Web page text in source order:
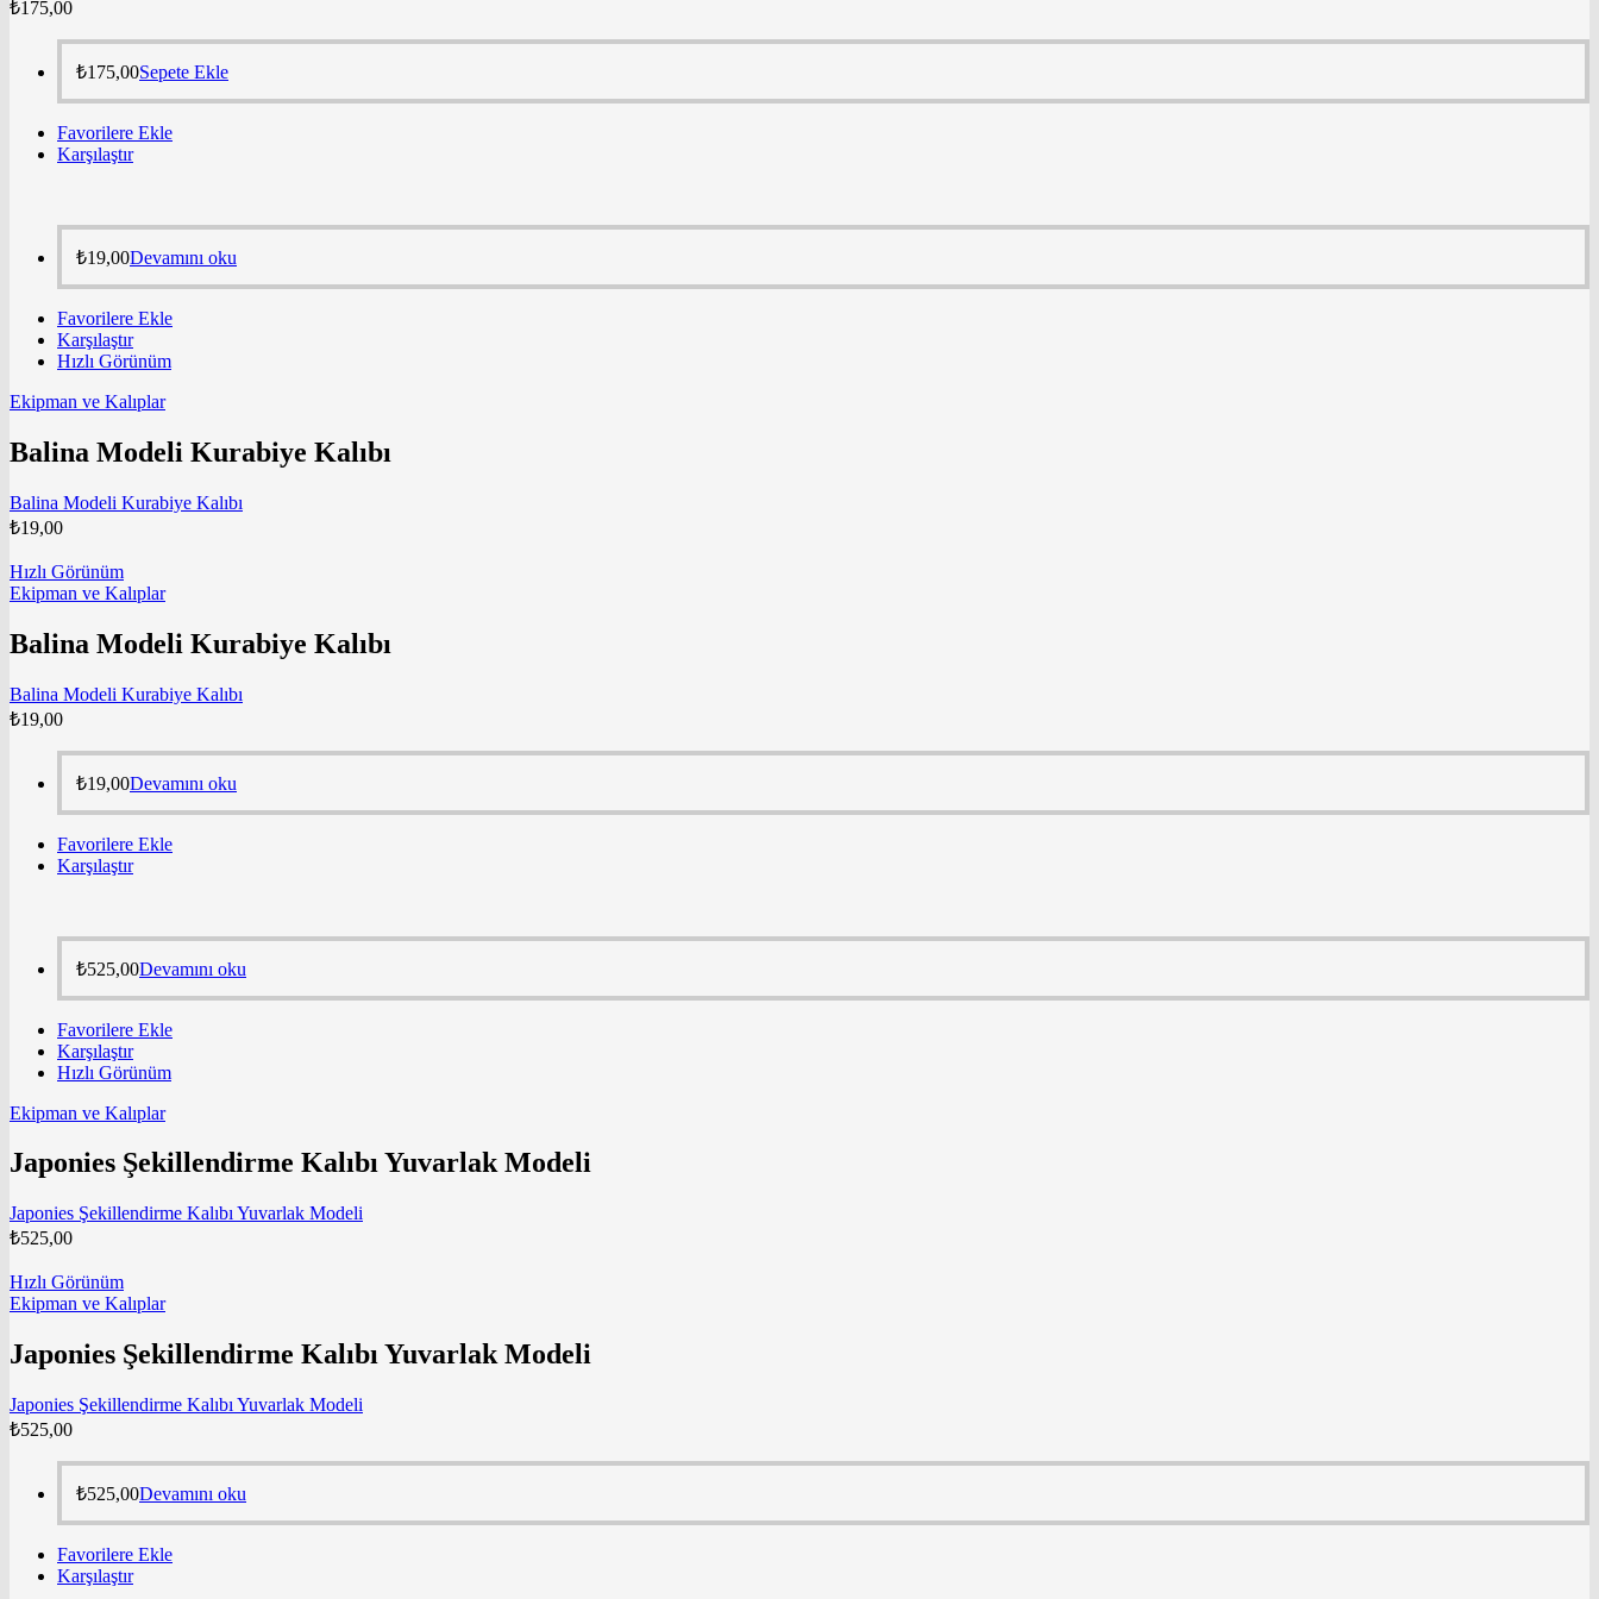
₺175,00
₺175,00Sepete Ekle
Favorilere Ekle
Karşılaştır
₺19,00Devamını oku
Favorilere Ekle
Karşılaştır
Hızlı Görünüm
Ekipman ve Kalıplar
Balina Modeli Kurabiye Kalıbı
Balina Modeli Kurabiye Kalıbı
₺19,00
Hızlı Görünüm
Ekipman ve Kalıplar
Balina Modeli Kurabiye Kalıbı
Balina Modeli Kurabiye Kalıbı
₺19,00
₺19,00Devamını oku
Favorilere Ekle
Karşılaştır
₺525,00Devamını oku
Favorilere Ekle
Karşılaştır
Hızlı Görünüm
Ekipman ve Kalıplar
Japonies Şekillendirme Kalıbı Yuvarlak Modeli
Japonies Şekillendirme Kalıbı Yuvarlak Modeli
₺525,00
Hızlı Görünüm
Ekipman ve Kalıplar
Japonies Şekillendirme Kalıbı Yuvarlak Modeli
Japonies Şekillendirme Kalıbı Yuvarlak Modeli
₺525,00
₺525,00Devamını oku
Favorilere Ekle
Karşılaştır